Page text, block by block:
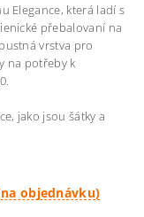
Elegance, která ladí s
přebalovaní na
vrstva pro
na potřeby k
jako jsou šátky a
objednávku)